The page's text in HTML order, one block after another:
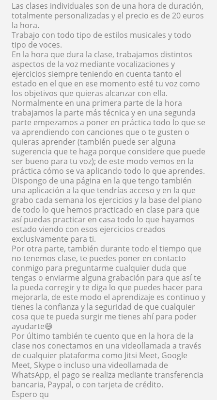
Las clases individuales son de una hora de duración,
totalmente personalizadas y el precio es de 20 euros
la hora.
Trabajo con todo tipo de estilos musicales y todo
tipo de voces.
En la hora que dura la clase, trabajamos distintos
aspectos de la voz mediante vocalizaciones y
ejercicios siempre teniendo en cuenta tanto el
estado en el que en ese momento esté tu voz como
los objetivos que quieras alcanzar con ella.
Normalmente en una primera parte de la hora
trabajamos la parte más técnica y en una segunda
parte empezamos a poner en práctica todo lo que se
va aprendiendo con canciones que o te gusten o
quieras aprender (también puede ser alguna
sugerencia que te haga porque considere que puede
ser bueno para tu voz); de este modo vemos en la
práctica cómo se va aplicando todo lo que aprendes.
Dispongo de una página en la que tengo también
una aplicación a la que tendrías acceso y en la que
grabo cada semana los ejercicios y la base del piano
de todo lo que hemos practicado en clase para que
así puedas practicar en casa todo lo que hayamos
estado viendo con esos ejercicios creados
exclusivamente para ti.
Por otra parte, también durante todo el tiempo que
no tenemos clase, te puedes poner en contacto
conmigo para preguntarme cualquier duda que
tengas o enviarme alguna grabación para que así te
la pueda corregir y te diga lo que puedes hacer para
mejorarla, de este modo el aprendizaje es continuo y
tienes la confianza y la seguridad de que cualquier
cosa que te pueda surgir me tienes ahí para poder
ayudarte😄
Por último también te cuento que en la hora de la
clase nos conectamos en una videollamada a través
de cualquier plataforma como Jitsi Meet, Google
Meet, Skype o incluso una videollamada de
WhatsApp, el pago se realiza mediante transferencia
bancaria, Paypal, o con tarjeta de crédito.
Espero qu